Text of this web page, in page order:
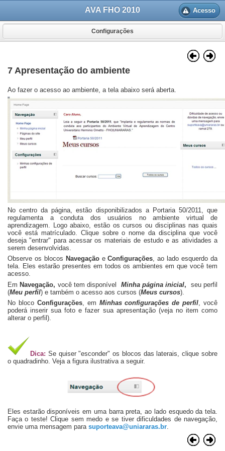
AVA FHO 2010 Acesso
Configurações
7 Apresentação do ambiente
Ao fazer o acesso ao ambiente, a tela abaixo será aberta.
No centro da página, estão disponibilizados a Portaria 50/2011, que
regulamenta a conduta dos usuários no ambiente virtual de
aprendizagem. Logo abaixo, estão os cursos ou disciplinas nas quais
você está matrículado. Clique sobre o nome da disciplina que você
deseja "entrar" para acessar os materiais de estudo e as atividades a
serem desenvolvidas.
Observe os blocos NavegaçãoeConfigurações, ao lado esquerdo da
tela. Eles estarão presentes em todos os ambientes em que você tem
acesso.
EmNavegação, você tem disponível Minha página inicial,
seu perfil
(Meu perfil) e também o acesso aos cursos (Meus cursos).
No bloco Configurações, em Minhas configurações de perfil, você
poderá inserir sua foto e fazer sua apresentação (veja no item como
alterar o perfil).
Dica: Se quiser "esconder" os blocos das laterais, clique sobre
o quadradinho. Veja a figura ilustrativa a seguir.
Eles estarão disponíveis em uma barra preta, ao lado esquedo da tela.
Faça o teste! Clique sem medo e se tiver dificuldades de navegação,
envie uma mensagem para suporteava@uniararas.br.